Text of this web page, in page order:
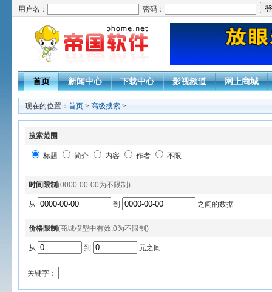
用户名： 密码：
首页 新闻中心 下载中心 影视频道 网上商城
现在的位置： 首页 > 高级搜索 >
搜索范围
标题 简介 内容 作者 不限
时间限制(0000-00-00为不限制)
从 到 之间的数据
价格限制(商城模型中有效,0为不限制)
从 到 元之间
关键字：